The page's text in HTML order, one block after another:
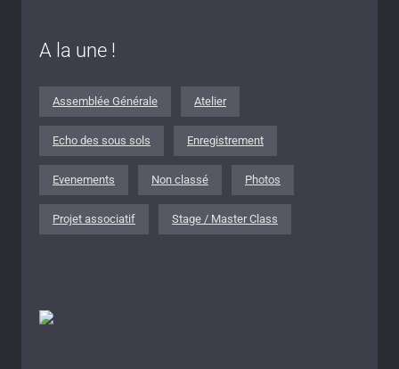
A la une !
Assemblée Générale Atelier
Echo des sous sols Enregistrement
Evenements Non classé Photos
Projet associatif Stage / Master Class